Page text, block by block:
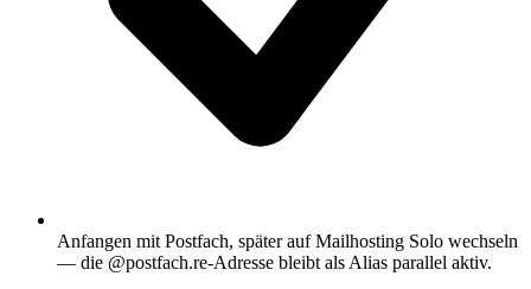
Anfangen mit Postfach, später auf Mailhosting Solo wechseln
— die @postfach.re-Adresse bleibt als Alias parallel aktiv.